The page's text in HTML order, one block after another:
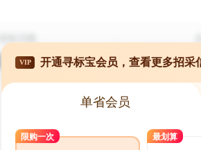
VIP 开通寻标宝会员，查看更多招采
单省会员
限购一次 最划算